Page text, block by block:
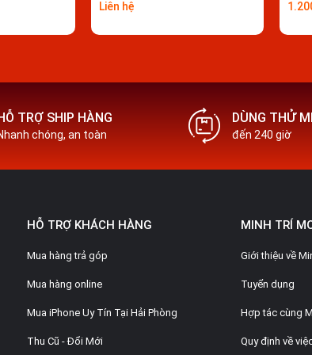
| Vmas chính hãng
lâu nhưng % pin không lên
nhanh hơn sau đó. Lúc này bạn phải
tục.
và không còn đủ năng lượng để máy
phim, chơi game, lướt web liên tục
ứng dụng, có quá nhiều ứng dụng chạy
kể cả khi không sử dụng.
Liên hệ
TRỢ SHIP HÀNG
chóng, an toàn
DÙNG THỬ
đến 240 giờ
HỖ TRỢ KHÁCH HÀNG
Mua hàng trả góp
Mua hàng online
Mua iPhone Uy Tín Tại Hải Phòng
Thu Cũ - Đổi Mới
MINH TRÍ
Giới thiệu về
Tuyển dụng
Hợp tác cùng
Quy định về